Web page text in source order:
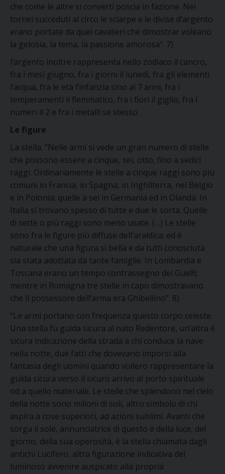
che come le altre si convertì poscia in fazione. Nei
tornei succeduti al circo le sciarpe e le divise d’argento
erano portate da quei cavalieri che dimostrar voleano
la gelosia, la tema, la passione amorosa”. 7)
l’argento inoltre rappresenta nello zodiaco il cancro,
fra i mesi giugno, fra i giorni il lunedì, fra gli elementi
l’acqua, fra le età l’infanzia sino ai 7 anni, fra i
temperamenti il flemmatico, fra i fiori il giglio, fra i
numeri il 2 e fra i metalli se stesso.
Le figure
La stella. “Nelle armi si vede un gran numero di stelle
che possono essere a cinque, sei, otto, fino a sedici
raggi. Ordinariamente le stelle a cinque raggi sono più
comuni in Francia, in Spagna, in Inghilterra, nel Belgio
e in Polonia; quelle a sei in Germania ed in Olanda. In
Italia si trovano spesso di tutte e due le sorta. Quelle
di sette o più raggi sono meno usate. (…) Le stelle
sono fra le figure più diffuse dell’araldica; ed è
naturale che una figura sì bella e da tutti conosciuta
sia stata adottata da tante famiglie. In Lombardia e
Toscana erano un tempo contrassegno dei Guelfi;
mentre in Romagna tre stelle in capo dimostravano
che il possessore dell’arma era Ghibellino”. 8)
“Le armi portano con frequenza questo corpo celeste.
Una stella fu guida sicura al nato Redentore, un’altra è
sicura indicazione della strada a chi conduce la nave
nella notte, due fatti che dovevano imporsi alla
fantasia degli uomini quando vollero rappresentare la
guida sicura verso il sicuro arrivo al porto spirituale
od a quello materiale. Le stelle che splendono nel cielo
della notte sono milioni di soli, altro simbolo di chi
aspira a cose superiori, ad azioni sublimi. Avanti che
sorga il sole, annunciatrice di questo e della luce, del
giorno, della sua operosità, è la stella chiamata dagli
antichi Lucifero, altra figurazione indicativa del
luminoso avvenire auspicato alla propria